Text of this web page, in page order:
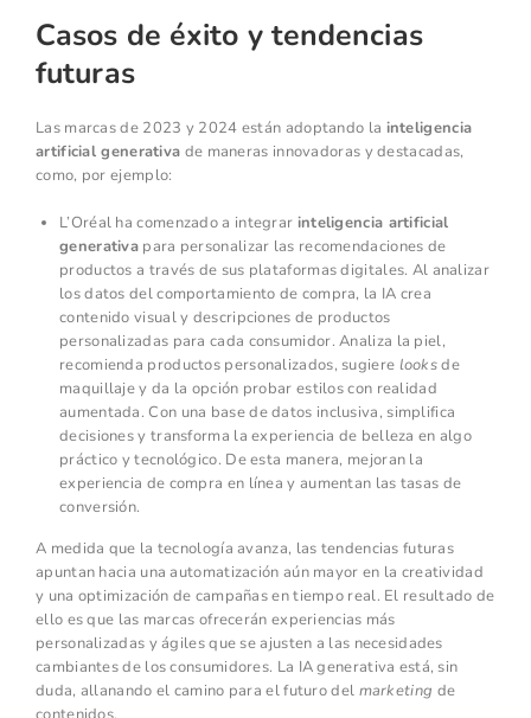
Casos de éxito y tendencias
futuras
Las marcas de 2023 y 2024 están adoptando la inteligencia
artificial generativa de maneras innovadoras y destacadas,
como, por ejemplo:
L’Oréal ha comenzado a integrar inteligencia artificial
generativa para personalizar las recomendaciones de
productos a través de sus plataformas digitales. Al analizar
los datos del comportamiento de compra, la IA crea
contenido visual y descripciones de productos
personalizadas para cada consumidor. Analiza la piel,
recomienda productos personalizados, sugiere looksde
maquillaje y da la opción probar estilos con realidad
aumentada. Con una base de datos inclusiva, simplifica
decisiones y transforma la experiencia de belleza en algo
práctico y tecnológico. De esta manera, mejoran la
experiencia de compra en línea y aumentan las tasas de
conversión.
A medida que la tecnología avanza, las tendencias futuras
apuntan hacia una automatización aún mayor en la creatividad
y una optimización de campañas en tiempo real. El resultado de
ello es que las marcas ofrecerán experiencias más
personalizadas y ágiles que se ajusten a las necesidades
cambiantes de los consumidores. La IA generativa está, sin
duda, allanando el camino para el futuro del marketing de